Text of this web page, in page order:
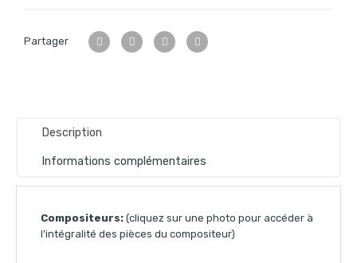
Partager
Description
Informations complémentaires
Compositeurs: (cliquez sur une photo pour accéder à
l’intégralité des pièces du compositeur)